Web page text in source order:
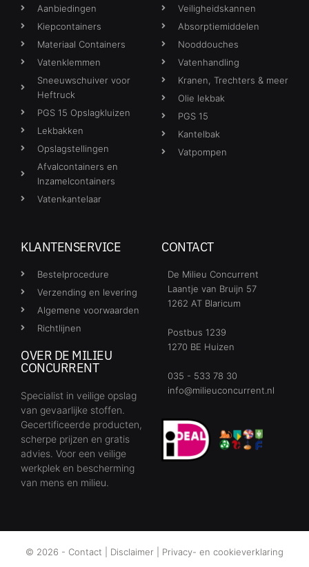
Aanbiedingen
Kiepcontainers
Materiaal Containers
Vatenklemmen
Sneeuwschuiver voor
Heftruck
PGS 15 Opslagkluizen
Lekbakken
Opslagstellingen
Afvalcontainers en
Inzamelcontainers
Vatenkantelaar
Veiligheidskannen
Absorptiemiddelen
Nooddouches
Vatenhandling
Kranen, Trechters & meer
Olie lekbak
PGS 15
Kantelbak
Vatpompen
KLANTENSERVICE
Bestelprocedure
Verzending en levering
Algemene voorwaarden
Richtlijnen
OVER DE MILIEU
CONCURRENT
Specialist in veilige opslag
van gevaarlijke stoffen.
Gecertificeerde producten,
scherpe prijzen en gratis
advies. Voor een veilige
werkplek en bescherming
van mens en milieu.
CONTACT
De Milieu Concurrent
Laantje van Bruijn 57
1262 AT Blaricum
Postbus 1239
1270 BE Huizen
035 - 533 78 30
info@milieuconcurrent.nl
© 2026 - Contact Disclaimer Privacy- en cookieverklaring